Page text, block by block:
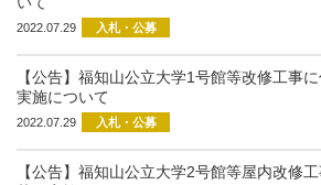
2022.07.29 入札・公募
【公告】福知山公立大学1号館等改修工事
実施について
2022.07.29 入札・公募
【公告】福知山公立大学2号館等屋内改修